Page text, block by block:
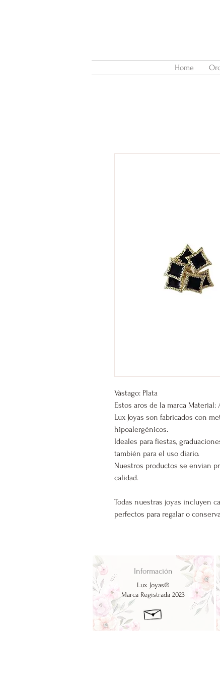
Home
Vástago: Plata
Estos aros de la marca Material:
Lux Joyas son fabricados con
hipoalergénicos.
Ideales para fiestas,
también para el uso diario.
Nuestros productos se envían
calidad.
Todas nuestras joyas incluyen
perfectos para regalar o
Información
Lux Joyas®
Marca Registrada 2023